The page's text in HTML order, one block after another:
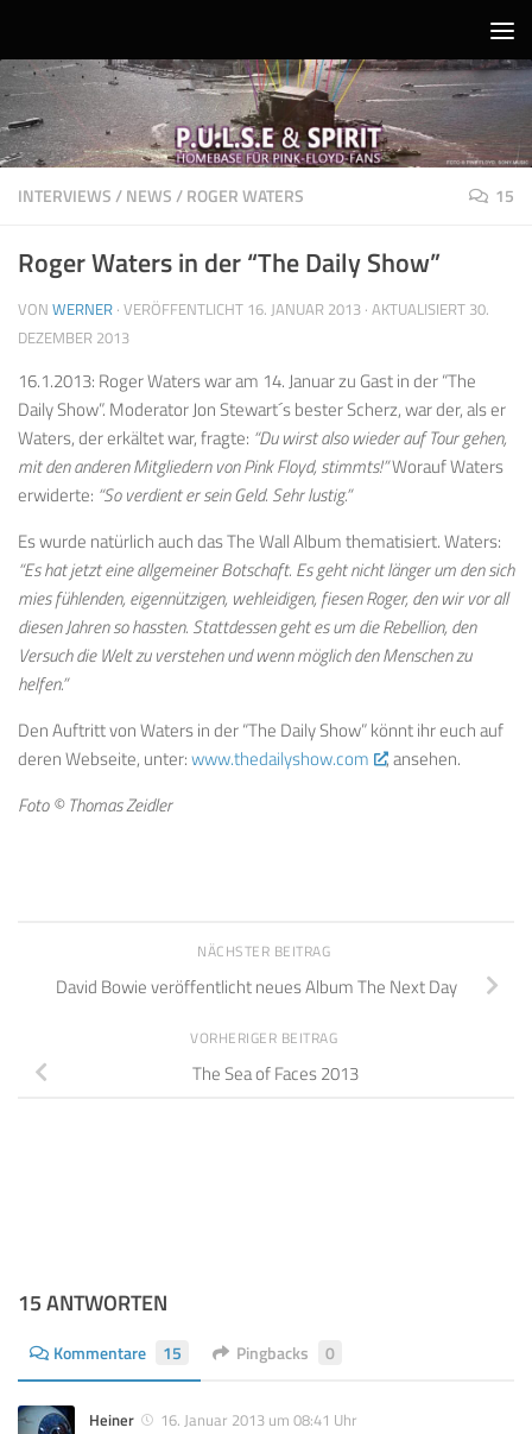
INTERVIEWS/NEWS/ROGER WATERS 15
Roger Waters in der “The Daily Show”
VON WERNER · VERÖFFENTLICHT 16. JANUAR 2013 · AKTUALISIERT 30.
DEZEMBER 2013
16.1.2013: Roger Waters war am 14. Januar zu Gast in der “The
Daily Show”. Moderator Jon Stewart´s bester Scherz, war der, als er
Waters, der erkältet war, fragte: “Du wirst also wieder auf Tour gehen,
mit den anderen Mitgliedern von Pink Floyd, stimmts!”Worauf Waters
erwiderte: “So verdient er sein Geld. Sehr lustig.”
Es wurde natürlich auch das The Wall Album thematisiert. Waters:
“Es hat jetzt eine allgemeiner Botschaft. Es geht nicht länger um den sich
mies fühlenden, eigennützigen, wehleidigen, fiesen Roger, den wir vor all
diesen Jahren so hassten. Stattdessen geht es um die Rebellion, den
Versuch die Welt zu verstehen und wenn möglich den Menschen zu
helfen.”
Den Auftritt von Waters in der “The Daily Show” könnt ihr euch auf
deren Webseite, unter:www.thedailyshow.com
, ansehen.
Foto © Thomas Zeidler
NÄCHSTER BEITRAG
David Bowie veröffentlicht neues Album The Next Day
VORHERIGER BEITRAG
The Sea of Faces 2013
15 ANTWORTEN
Kommentare 15 Pingbacks 0
Heiner
16. Januar 2013 um 08:41 Uhr